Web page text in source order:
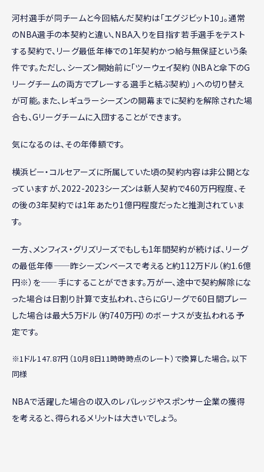
河村選手が同チームと今回結んだ契約は「エグジビット10」。通常
のNBA選手の本契約と違い、NBA入りを目指す若手選手をテスト
する契約で、リーグ最低年棒での1年契約かつ給与無保証という条
件です。ただし、シーズン開始前に「ツーウェイ契約（NBAと傘下のG
リーグチームの両方でプレーする選手と結ぶ契約）」への切り替え
が可能。また、レギュラーシーズンの開幕までに契約を解除された場
合も、Gリーグチームに入団することができます。
気になるのは、その年俸額です。
横浜ビー・コルセアーズに所属していた頃の契約内容は非公開とな
っていますが、2022-2023シーズンは新人契約で460万円程度、そ
の後の3年契約では1年あたり1億円程度だったと推測されていま
す。
一方、メンフィス・グリズリーズでもしも1年間契約が続けば、リーグ
の最低年俸——昨シーズンベースで考えると約112万ドル（約1.6億
円※）を——手にすることができます。万が一、途中で契約解除にな
った場合は日割り計算で支払われ、さらにGリーグで60日間プレー
した場合は最大5万ドル（約740万円）のボーナスが支払われる予
定です。
※1ドル147.87円（10月8日11時時時点のレート）で換算した場合。以下
同様
NBAで活躍した場合の収入のレバレッジやスポンサー企業の獲得
を考えると、得られるメリットは大きいでしょう。